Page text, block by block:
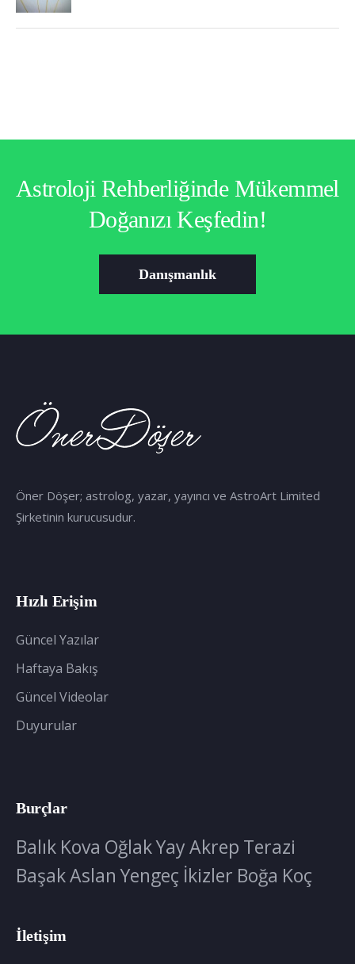
Astroloji Rehberliğinde Mükemmel
Doğanızı Keşfedin!
Danışmanlık
Öner Döşer; astrolog, yazar, yayıncı ve AstroArt Limited
Şirketinin kurucusudur.
Hızlı Erişim
Güncel Yazılar
Haftaya Bakış
Güncel Videolar
Duyurular
Burçlar
Balık Kova OğlakYayAkrep Terazi
BaşakAslan Yengeç İkizler Boğa Koç
İletişim